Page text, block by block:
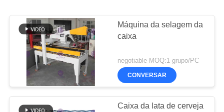
Máquina da selagem da
caixa
negotiable MOQ:1 grupo/PC
CONVERSAR
Caixa da lata de cerveja